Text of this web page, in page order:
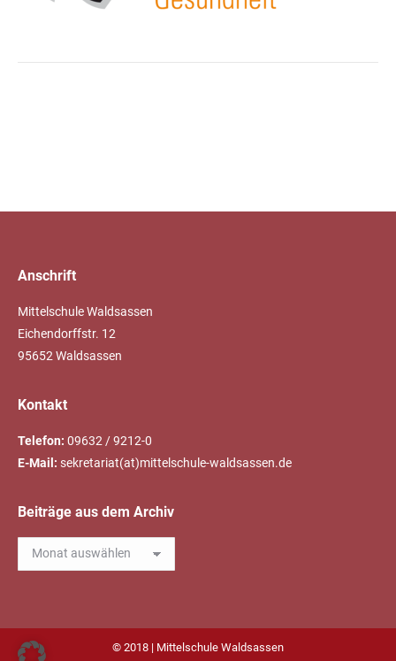
Anschrift
Mittelschule Waldsassen
Eichendorffstr. 12
95652 Waldsassen
Kontakt
Telefon: 09632 / 9212-0
E-Mail: sekretariat(at)mittelschule-waldsassen.de
Beiträge aus dem Archiv
Beiträge
aus
© 2018 | Mittelschule Waldsassen